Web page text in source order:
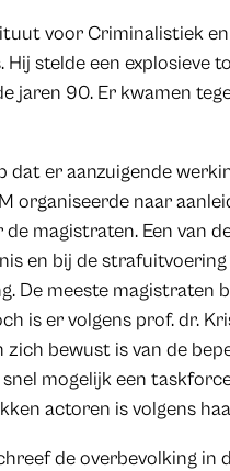
voor Criminalistiek
stelde een explosieve
jaren 90. Er kwamen
dat er aanzuigende
organiseerde naar
magistraten. Een van
en bij de
De meeste magistraten
is er volgens prof. dr.
bewust is van de
mogelijk een
actoren is volgens
de overbevolking in